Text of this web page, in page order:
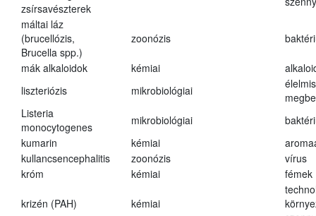
zsírsavészterek
máltai láz
(brucellózis,
Brucella spp.)
zoonózis
mák alkaloidok kémiai
liszteriózis
mikrobiológiai
Listeria
monocytogenes
mikrobiológiai
kumarin
kémiai
kullancsencephalitis
zoonózis
vírus
króm
kémiai fémek
krizén (PAH) kémiai